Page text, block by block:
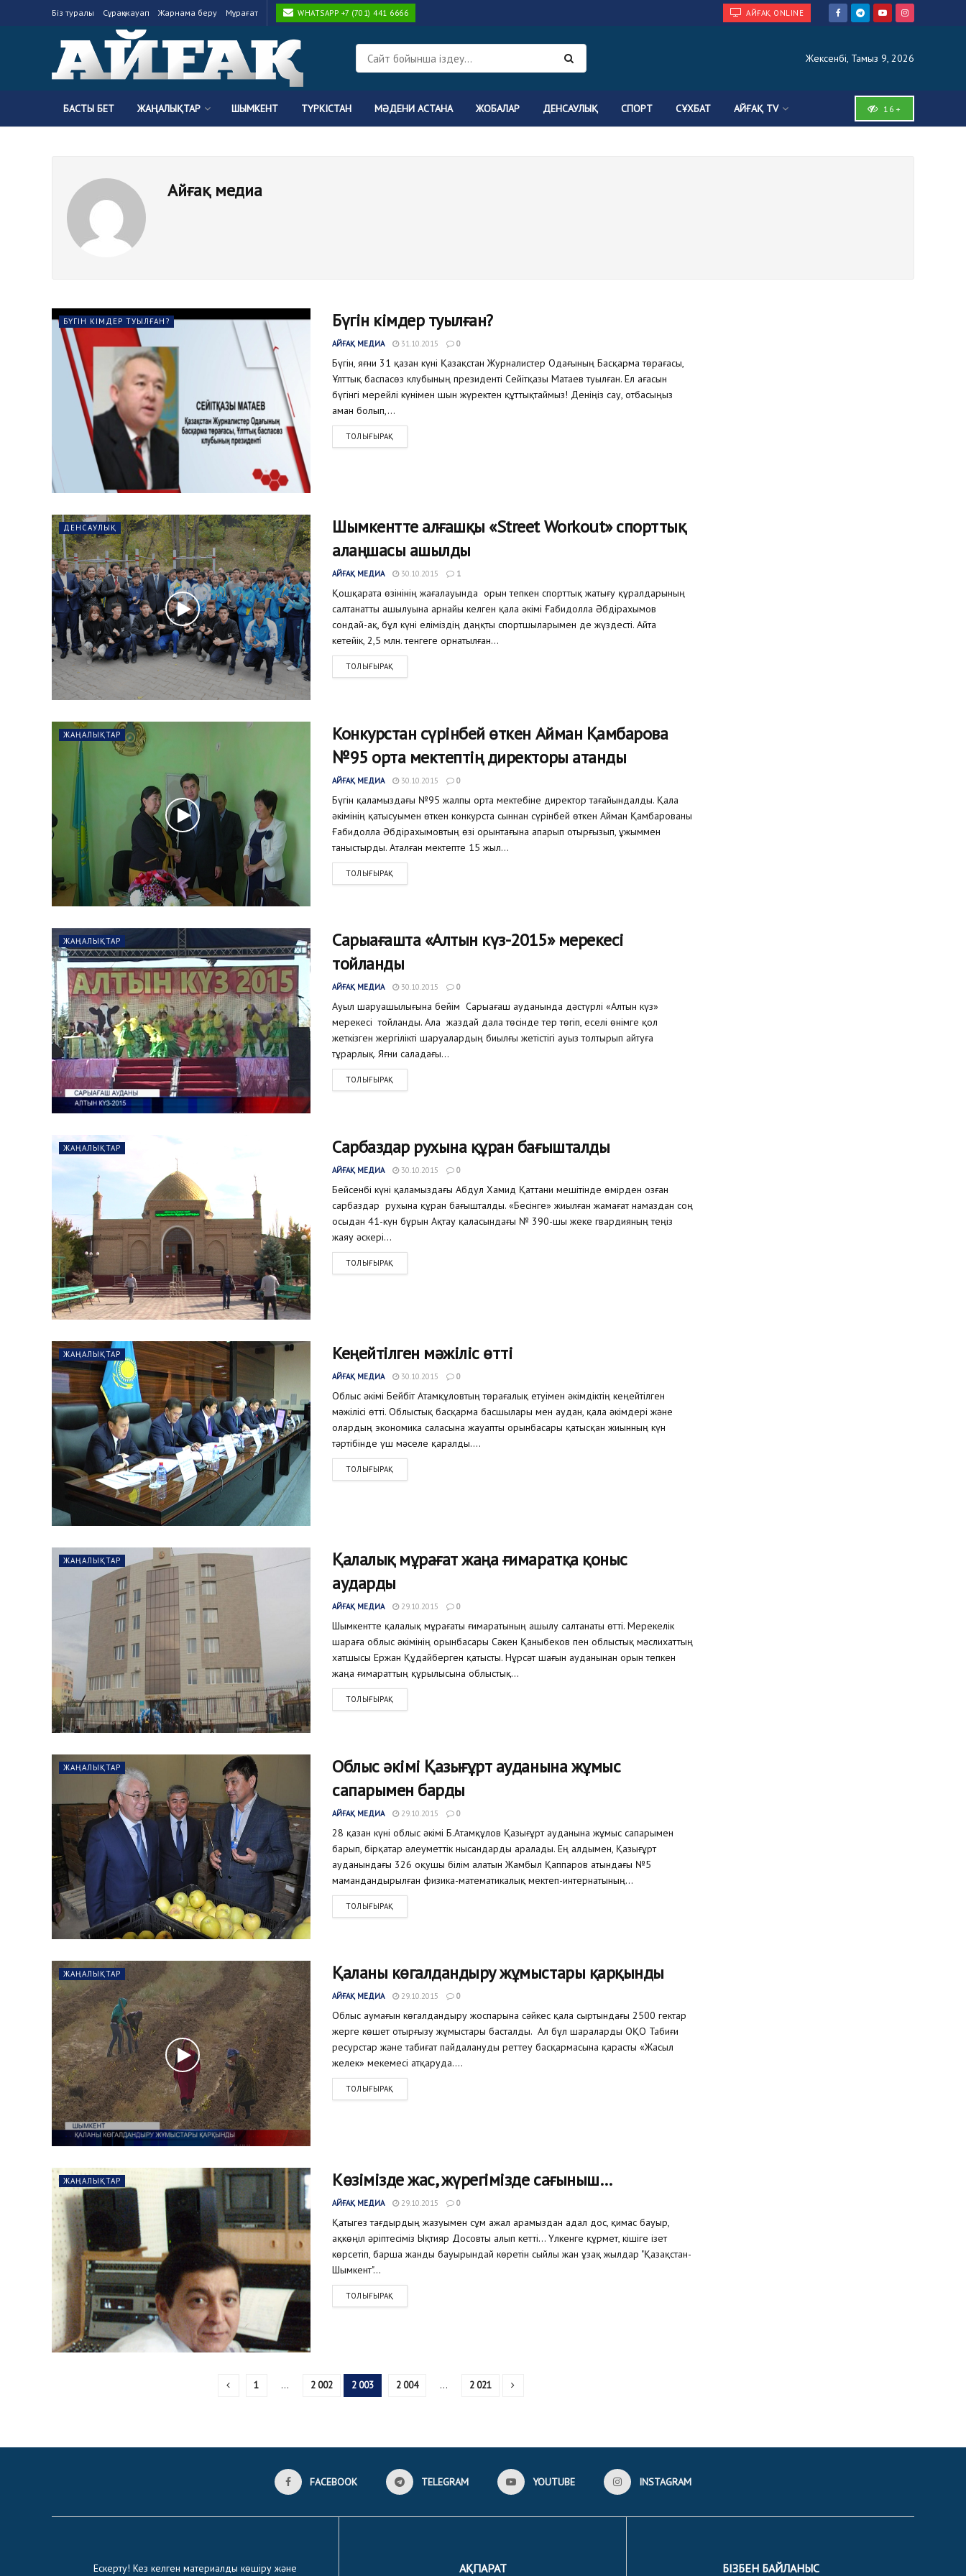
Біз туралы Сұрақ-жауап Жарнама беру Мұрағат WHATSAPP +7 (701) 441 6666 АЙҒАҚ ONLINE
Жексенбі, Тамыз 9, 2026
БАСТЫ БЕТ ЖАҢАЛЫҚТАР ШЫМКЕНТ ТҮРКІСТАН МӘДЕНИ АСТАНА ЖОБАЛАР ДЕНСАУЛЫҚ СПОРТ СҰХБАТ АЙҒАҚ TV 16+
Айғақ медиа
БҮГІН КІМДЕР ТУЫЛҒАН? Бүгін кімдер туылған?
АЙҒАҚ МЕДИА 31.10.2015 0
Бүгін, яғни 31 қазан күні Қазақстан Журналистер Одағының Басқарма төрағасы,
Ұлттық баспасөз клубының президенті Сейітқазы Матаев туылған. Ел ағасын
бүгінгі мерейлі күнімен шын жүректен құттықтаймыз! Деніңіз сау, отбасыңыз
аман болып,...
ТОЛЫҒЫРАҚ
ДЕНСАУЛЫҚ
Шымкентте алғашқы «Street Workout» спорттық
алаңшасы ашылды
АЙҒАҚ МЕДИА 30.10.2015 1
Қошқарата өзінінің жағалауында орын тепкен спорттық жатығу құралдарының
салтанатты ашылуына арнайы келген қала әкімі Ғабидолла Әбдірахымов
сондай-ақ, бұл күні еліміздің даңқты спортшыларымен де жүздесті. Айта
кетейік, 2,5 млн. тенгеге орнатылған...
ТОЛЫҒЫРАҚ
ЖАҢАЛЫҚТАР
Конкурстан сүрінбей өткен Айман Қамбарова
№95 орта мектептің директоры атанды
АЙҒАҚ МЕДИА 30.10.2015 0
Бүгін қаламыздағы №95 жалпы орта мектебіне директор тағайындалды. Қала
әкімінің қатысуымен өткен конкурста сыннан сүрінбей өткен Айман Қамбарованы
Ғабидолла Әбдірахымовтың өзі орынтағына апарып отырғызып, ұжыммен
таныстырды. Аталған мектепте 15 жыл...
ТОЛЫҒЫРАҚ
ЖАҢАЛЫҚТАР
Сарыағашта «Алтын күз-2015» мерекесі
тойланды
АЙҒАҚ МЕДИА 30.10.2015 0
Ауыл шаруашылығына бейім Сарыағаш ауданында дәстүрлі «Алтын күз»
мерекесі тойланды. Ала жаздай дала төсінде тер төгіп, еселі өнімге қол
жеткізген жергілікті шаруалардың биылғы жетістігі ауыз толтырып айтуға
тұрарлық. Яғни саладағы...
ТОЛЫҒЫРАҚ
ЖАҢАЛЫҚТАР Сарбаздар рухына құран бағышталды
АЙҒАҚ МЕДИА 30.10.2015 0
Бейсенбі күні қаламыздағы Абдул Хамид Қаттани мешітінде өмірден озған
сарбаздар рухына құран бағышталды. «Бесінге» жиылған жамағат намаздан соң
осыдан 41-күн бұрын Ақтау қаласындағы № 390-шы жеке гвардияның теңіз
жаяу әскері...
ТОЛЫҒЫРАҚ
ЖАҢАЛЫҚТАР Кеңейтілген мәжіліс өтті
АЙҒАҚ МЕДИА 30.10.2015 0
Облыс әкімі Бейбіт Атамқұловтың төрағалық етуімен әкімдіктің кеңейтілген
мәжілісі өтті. Облыстық басқарма басшылары мен аудан, қала әкімдері және
олардың экономика саласына жауапты орынбасары қатысқан жиынның күн
тәртібінде үш мәселе қаралды....
ТОЛЫҒЫРАҚ
ЖАҢАЛЫҚТАР
Қалалық мұрағат жаңа ғимаратқа қоныс
аударды
АЙҒАҚ МЕДИА 29.10.2015 0
Шымкентте қалалық мұрағаты ғимаратының ашылу салтанаты өтті. Мерекелік
шараға облыс әкімінің орынбасары Сәкен Қаныбеков пен облыстық мәслихаттың
хатшысы Ержан Құдайберген қатысты. Нұрсәт шағын ауданынан орын тепкен
жаңа ғимараттың құрылысына облыстық...
ТОЛЫҒЫРАҚ
ЖАҢАЛЫҚТАР
Облыс әкімі Қазығұрт ауданына жұмыс
сапарымен барды
АЙҒАҚ МЕДИА 29.10.2015 0
28 қазан күні облыс әкімі Б.Атамқұлов Қазығұрт ауданына жұмыс сапарымен
барып, бірқатар әлеуметтік нысандарды аралады. Ең алдымен, Қазығұрт
ауданындағы 326 оқушы білім алатын Жамбыл Қаппаров атындағы №5
мамандандырылған физика-математикалық мектеп-интернатының...
ТОЛЫҒЫРАҚ
ЖАҢАЛЫҚТАР Қаланы көгалдандыру жұмыстары қарқынды
АЙҒАҚ МЕДИА 29.10.2015 0
Облыс аумағын көгалдандыру жоспарына сәйкес қала сыртындағы 2500 гектар
жерге көшет отырғызу жұмыстары басталды. Ал бұл шараларды ОҚО Табиғи
ресурстар және табиғат пайдалануды реттеу басқармасына қарасты «Жасыл
желек» мекемесі атқаруда....
ТОЛЫҒЫРАҚ
ЖАҢАЛЫҚТАР Көзімізде жас, жүрегімізде сағыныш…
АЙҒАҚ МЕДИА 29.10.2015 0
Қатыгез тағдырдың жазуымен сұм ажал арамыздан адал дос, қимас бауыр,
ақкөңіл әріптесіміз Ықтияр Досовты алып кетті... Үлкенге құрмет, кішіге ізет
көрсетіп, барша жанды бауырындай көретін сыйлы жан ұзақ жылдар "Қазақстан-
Шымкент"...
ТОЛЫҒЫРАҚ
1 … 2 002 2 003 2 004 … 2 021
FACEBOOK TELEGRAM YOUTUBE INSTAGRAM
Ескерту! Кез келген материалды көшіру және АҚПАРАТ БІЗБЕН БАЙЛАНЫС